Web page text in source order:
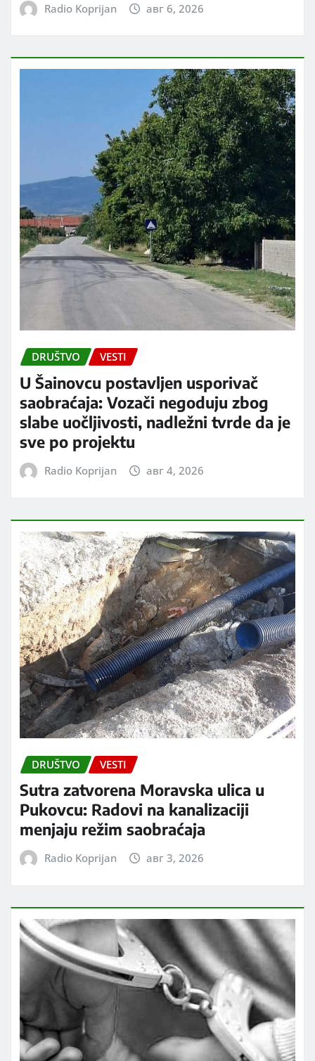
Radio Koprijan авг 6, 2026
DRUŠTVO VESTI
U Šainovcu postavljen usporivač
saobraćaja: Vozači negoduju zbog
slabe uočljivosti, nadležni tvrde da je
sve po projektu
Radio Koprijan авг 4, 2026
DRUŠTVO VESTI
Sutra zatvorena Moravska ulica u
Pukovcu: Radovi na kanalizaciji
menjaju režim saobraćaja
Radio Koprijan авг 3, 2026